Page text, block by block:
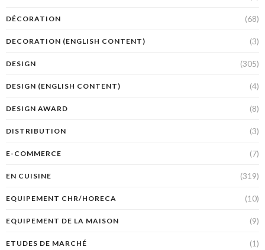
DÉCORATION (68)
DECORATION (ENGLISH CONTENT) (3)
DESIGN (305)
DESIGN (ENGLISH CONTENT) (4)
DESIGN AWARD (8)
DISTRIBUTION (3)
E-COMMERCE (7)
EN CUISINE (319)
EQUIPEMENT CHR/HORECA (10)
EQUIPEMENT DE LA MAISON (9)
ETUDES DE MARCHÉ (1)